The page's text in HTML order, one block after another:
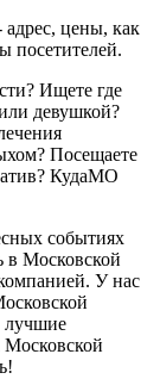
цены, как
посетителей.
Ищете где
девушкой?
Посещаете
КудаМО
событиях
в Московской
У нас
лучшие
Московской